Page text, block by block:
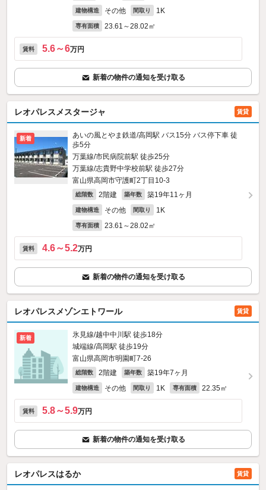
建物構造 その他 間取り 1K
専有面積 23.61～28.02㎡
賃料 5.6～6万円
新着の物件の通知を受け取る
レオパレスメスタージャ 賃貸
新着
あいの風とやま鉄道/高岡駅 バス15分 バス停下車 徒
歩5分
万葉線/市民病院前駅 徒歩25分
万葉線/志貴野中学校前駅 徒歩27分
富山県高岡市守護町2丁目10-3
総階数 2階建 築年数 築19年11ヶ月
建物構造 その他 間取り 1K
専有面積 23.61～28.02㎡
賃料 4.6～5.2万円
新着の物件の通知を受け取る
レオパレスメゾンエトワール 賃貸
新着
氷見線/越中中川駅 徒歩18分
城端線/高岡駅 徒歩19分
富山県高岡市明園町7-26
総階数 2階建 築年数 築19年7ヶ月
建物構造 その他 間取り 1K 専有面積 22.35㎡
賃料 5.8～5.9万円
新着の物件の通知を受け取る
レオパレスはるか 賃貸